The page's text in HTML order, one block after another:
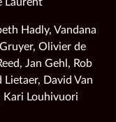
Hadly, Vandana
Olivier de
Jan Gehl, Rob
Lietaer, David Van
Kari Louhivuori